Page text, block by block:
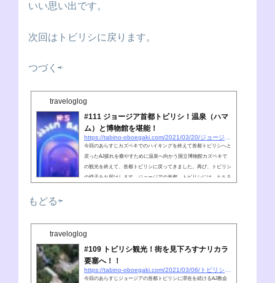
いい思い出です。
次回はトビリシに戻ります。
つづく⇨
traveloglog
#111 ジョージア首都トビリシ！温泉（ハマ
ム）と博物館を堪能！
今回のあらすじカズベキでのハイキングを終えて首都トビリシへと
戻ったAJ疲れを癒やすために温泉へ向かう国立博物館カズベキで
の観光を終えて、首都トビリシに戻ってきました。再び、トビリシ
の様子をお届けします。ジョージアの首都、トビリシには、もちろ
もどる⇦
traveloglog
#109 トビリシ観光！街を見下ろすナリカラ
要塞へ！！
今回のあらすじジョージアの首都トビリシに滞在を続けるAJ教会